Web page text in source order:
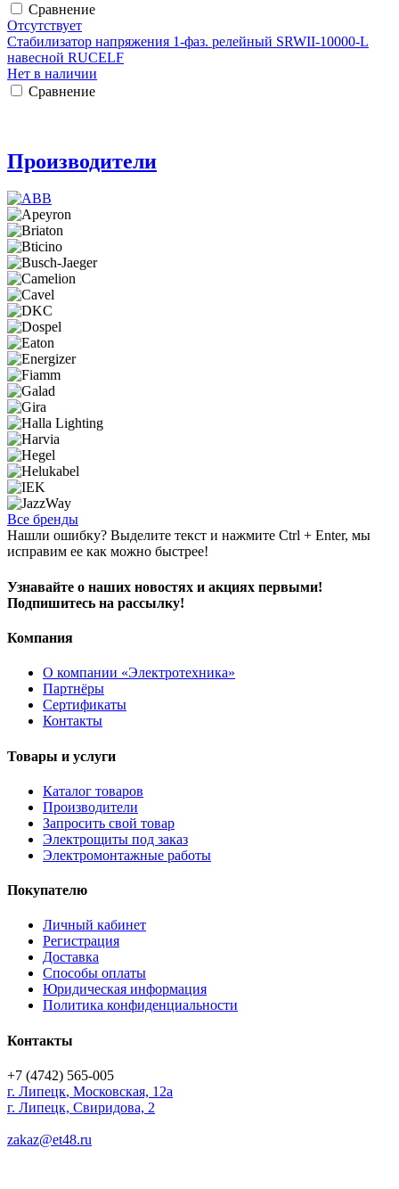
Сравнение
Отсутствует
Стабилизатор напряжения 1-фаз. релейный SRWII-10000-L
навесной RUCELF
Нет в наличии
Сравнение
Производители
Все бренды
Нашли ошибку? Выделите текст и нажмите Ctrl + Enter, мы
исправим ее как можно быстрее!
Узнавайте о наших новостях и акциях первыми!
Подпишитесь на рассылку!
Компания
О компании «Электротехника»
Партнёры
Сертификаты
Контакты
Товары и услуги
Каталог товаров
Производители
Запросить свой товар
Электрощиты под заказ
Электромонтажные работы
Покупателю
Личный кабинет
Регистрация
Доставка
Способы оплаты
Юридическая информация
Политика конфиденциальности
Контакты
+7 (4742) 565-005
г. Липецк, Московская, 12а
г. Липецк, Свиридова, 2
zakaz@et48.ru